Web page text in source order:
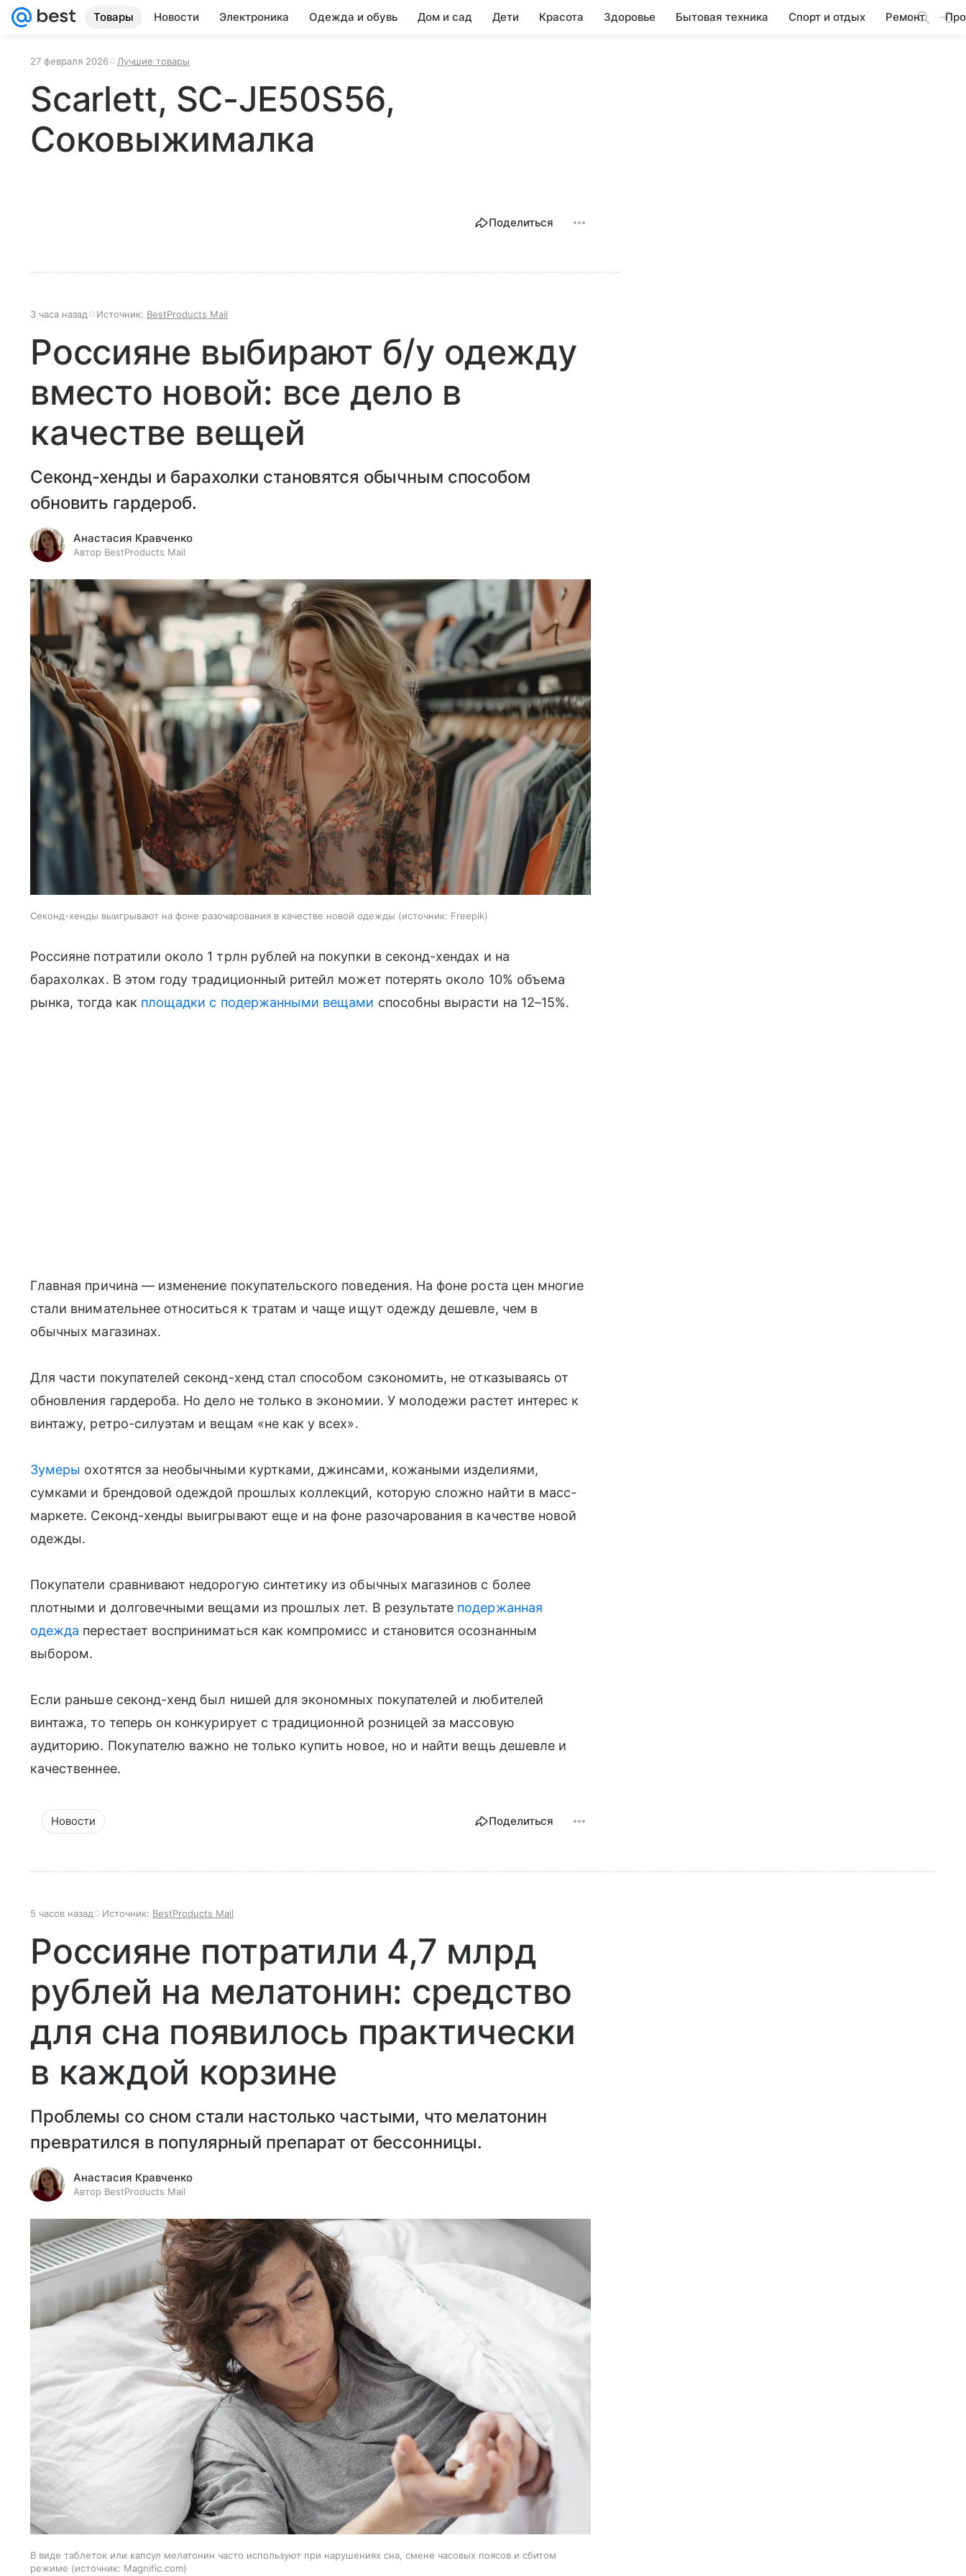
Товары Новости Электроника Одежда и обувь Дом и сад Дети Красота Здоровье Бытовая техника Спорт и отдых Ремонт
27 февраля 2026 Лучшие товары
Scarlett, SC-JE50S56,
Соковыжималка
Поделиться
3 часа назад Источник: BestProducts Mail
Россияне выбирают б/у одежду
вместо новой: все дело в
качестве вещей
Секонд-хенды и барахолки становятся обычным способом
обновить гардероб.
Анастасия Кравченко
Автор BestProducts Mail
Секонд-хенды выигрывают на фоне разочарования в качестве новой одежды источник: Freepik
Россияне потратили около 1 трлн рублей на покупки в секонд-хендах и на
барахолках. В этом году традиционный ритейл может потерять около 10% объема
рынка, тогда как площадки с подержанными вещами способны вырасти на 12–15%.
Главная причина — изменение покупательского поведения. На фоне роста цен многие
стали внимательнее относиться к тратам и чаще ищут одежду дешевле, чем в
обычных магазинах.
Для части покупателей секонд-хенд стал способом сэкономить, не отказываясь от
обновления гардероба. Но дело не только в экономии. У молодежи растет интерес к
винтажу, ретро-силуэтам и вещам «не как у всех».
Зумеры охотятся за необычными куртками, джинсами, кожаными изделиями,
сумками и брендовой одеждой прошлых коллекций, которую сложно найти в масс-
маркете. Секонд-хенды выигрывают еще и на фоне разочарования в качестве новой
одежды.
Покупатели сравнивают недорогую синтетику из обычных магазинов с более
плотными и долговечными вещами из прошлых лет. В результате подержанная
одежда перестает восприниматься как компромисс и становится осознанным
выбором.
Если раньше секонд-хенд был нишей для экономных покупателей и любителей
винтажа, то теперь он конкурирует с традиционной розницей за массовую
аудиторию. Покупателю важно не только купить новое, но и найти вещь дешевле и
качественнее.
Новости Поделиться
5 часов назад Источник: BestProducts Mail
Россияне потратили 4,7 млрд
рублей на мелатонин: средство
для сна появилось практически
в каждой корзине
Проблемы со сном стали настолько частыми, что мелатонин
превратился в популярный препарат от бессонницы.
Анастасия Кравченко
Автор BestProducts Mail
В виде таблеток или капсул мелатонин часто используют при нарушениях сна, смене часовых поясов и сбитом
режиме
источник: Magnific.com